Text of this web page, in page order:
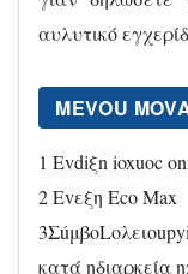
αυλυτικό
MEVOU
1 Evdiξn ioxuoc
2 Evεξη Eco Max
κατά ηδιαρκεία